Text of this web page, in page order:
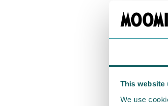
This website
We use